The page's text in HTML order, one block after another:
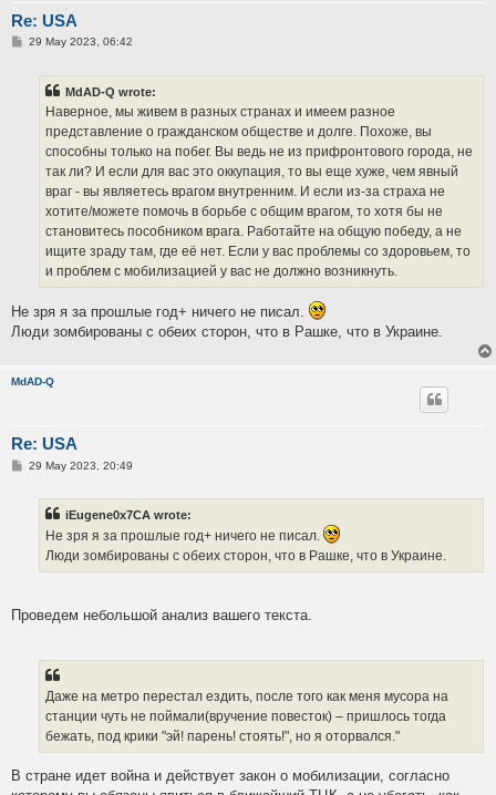
Re: USA
P29 May 2023, 06:42
MdAD-Q wrote:
Наверное, мы живем в разных странах и имеем разное
представление о гражданском обществе и долге. Похоже, вы
способны только на побег. Вы ведь не из прифронтового города, не
так ли? И если для вас это оккупация, то вы еще хуже, чем явный
враг - вы являетесь врагом внутренним. И если из-за страха не
хотите/можете помочь в борьбе с общим врагом, то хотя бы не
становитесь пособником врага. Работайте на общую победу, а не
ищите зраду там, где её нет. Если у вас проблемы со здоровьем, то
и проблем с мобилизацией у вас не должно возникнуть.
Не зря я за прошлые год+ ничего не писал.
Люди зомбированы с обеих сторон, что в Рашке, что в Украине.
MdAD-Q
Re: USA
P29 May 2023, 20:49
iEugene0x7CA wrote:
Не зря я за прошлые год+ ничего не писал.
Люди зомбированы с обеих сторон, что в Рашке, что в Украине.
Проведем небольшой анализ вашего текста.
Даже на метро перестал ездить, после того как меня мусора на
станции чуть не поймали(вручение повесток) – пришлось тогда
бежать, под крики "эй! парень! стоять!", но я оторвался."
В стране идет война и действует закон о мобилизации, согласно